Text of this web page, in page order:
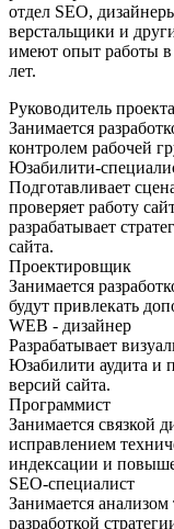
отдел SEO,
верстальщики и
имеют опыт работы в
лет.
Руководитель проекта
Занимается
контролем рабочей
Юзабилити-
Подготавливает
проверяет работу
разрабатывает
сайта.
Проектировщик
Занимается
будут привлекать
WEB - дизайнер
Разрабатывает
Юзабилити аудита и
версий сайта.
Программист
Занимается связкой
исправлением
индексации и
SEO-специалист
Занимается
разработкой